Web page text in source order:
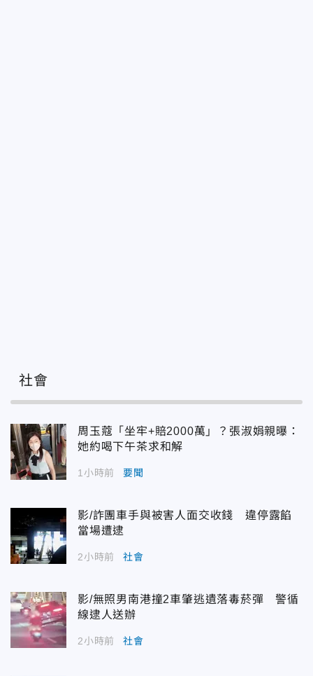
社會
周玉蔻「坐牢+賠2000萬」？張淑娟親曝：
她約喝下午茶求和解
1小時前 要聞
影/詐團車手與被害人面交收錢 違停露餡
當場遭逮
2小時前 社會
影/無照男南港撞2車肇逃遺落毒菸彈 警循
線逮人送辦
2小時前 社會